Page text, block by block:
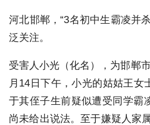
河北邯郸，“3名初中生霸凌并
泛关注。
受害人小光（化名），为邯郸
月14日下午，小光的姑姑王女
于其侄子生前疑似遭受同学霸
尚未给出说法。至于嫌疑人家